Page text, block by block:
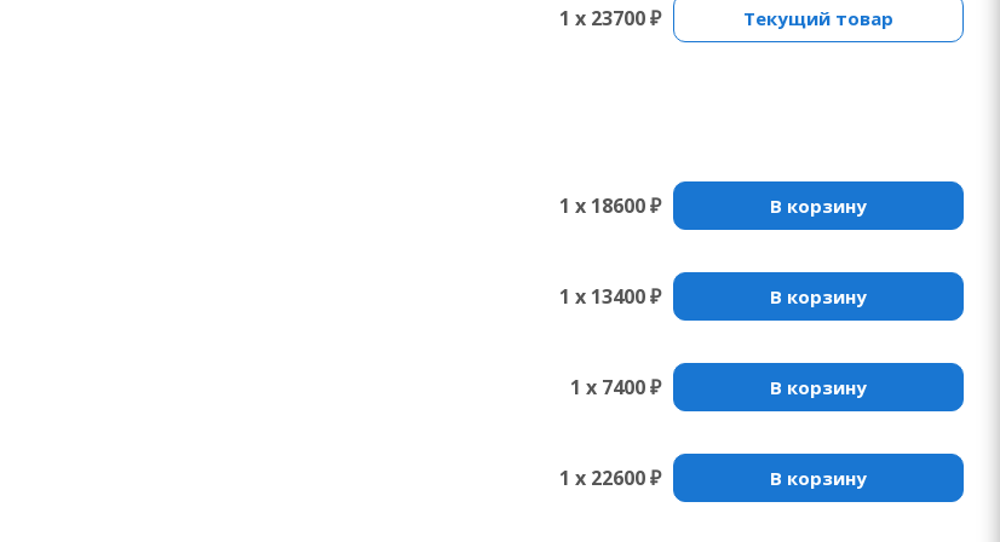
1 x 23700 ₽ Текущий товар
1 x 18600 ₽ В корзину
1 x 13400 ₽ В корзину
1 x 7400 ₽ В корзину
1 x 22600 ₽ В корзину